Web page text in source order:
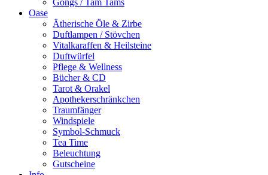
Gongs / Tam Tams
Oase
Ätherische Öle & Zirbe
Duftlampen / Stövchen
Vitalkaraffen & Heilsteine
Duftwürfel
Pflege & Wellness
Bücher & CD
Tarot & Orakel
Apothekerschränkchen
Traumfänger
Windspiele
Symbol-Schmuck
Tea Time
Beleuchtung
Gutscheine